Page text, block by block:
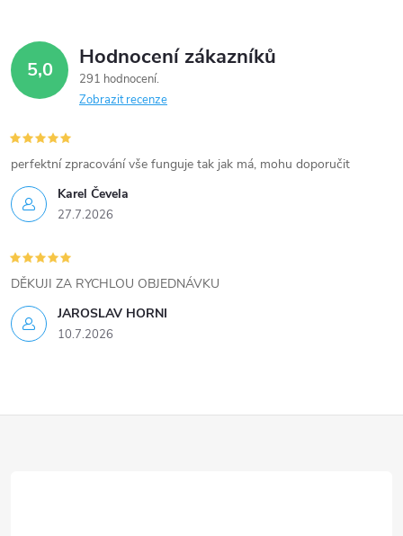
v
k
v
ý
p
i
s
u
5,0 Hodnocení zákazníků
291 hodnocení
Zobrazit recenze
Karel Čevela
27.7.2026
perfektní zpracování vše funguje tak jak má, mohu doporučit
JAROSLAV HORNI
10.7.2026
DĚKUJI ZA RYCHLOU OBJEDNÁVKU